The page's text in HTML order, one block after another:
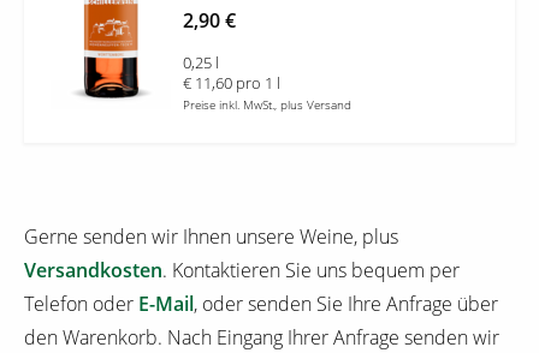
2,90 €
0,25 l
€ 11,60 pro 1 l
Preise inkl. MwSt., plus Versand
Gerne senden wir Ihnen unsere Weine, plus
Versandkosten. Kontaktieren Sie uns bequem per
Telefon oder E-Mail, oder senden Sie Ihre Anfrage über
den Warenkorb. Nach Eingang Ihrer Anfrage senden wir